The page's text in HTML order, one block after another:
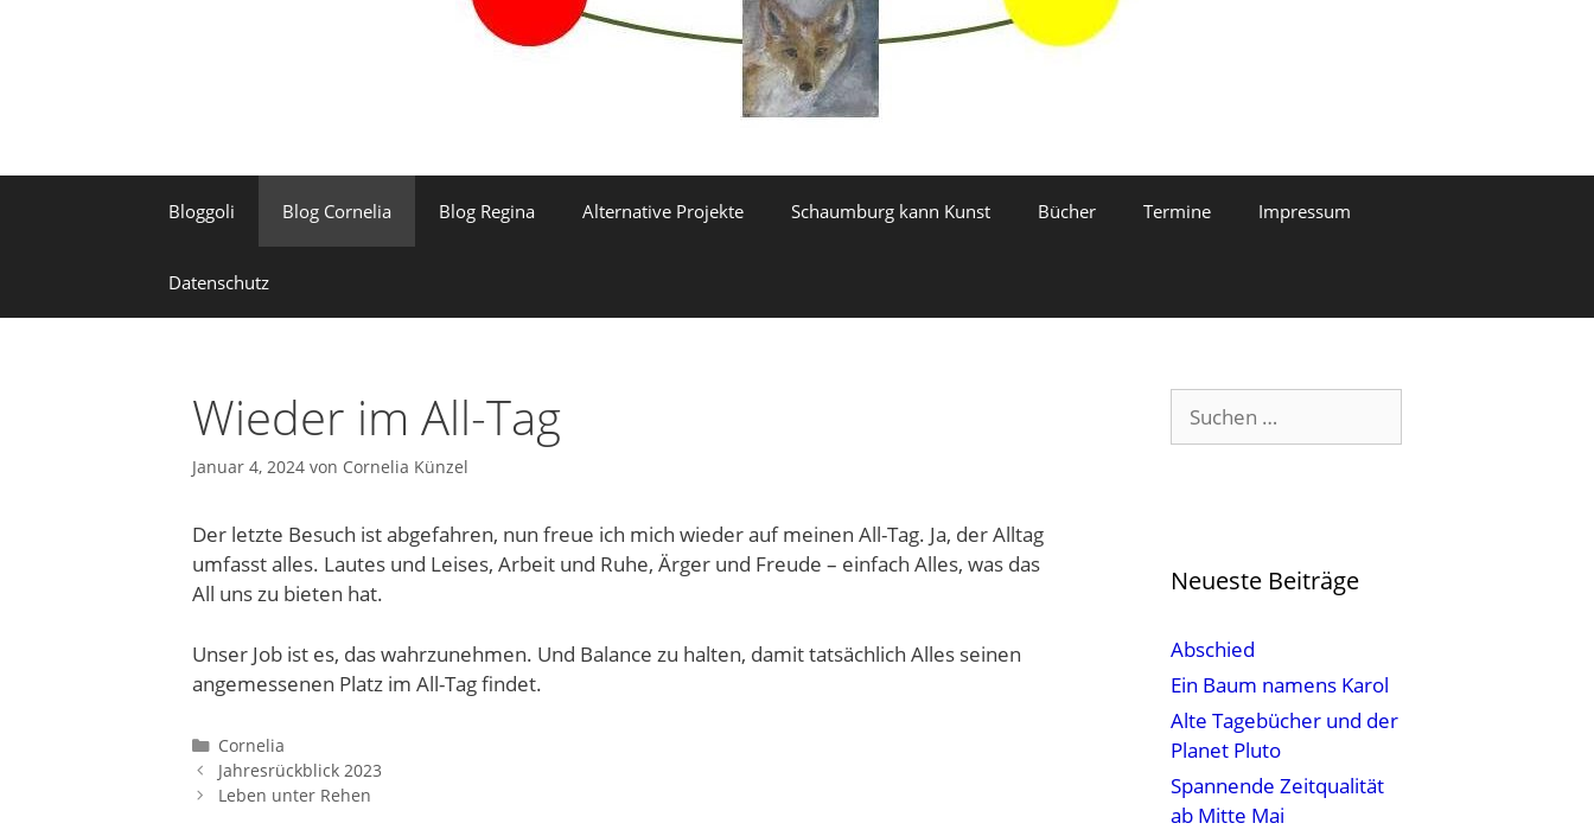
Bloggoli Blog Cornelia Blog Regina Alternative Projekte Schaumburg kann Kunst Bücher Termine Impressum
Datenschutz
Wieder im All-Tag
Januar 4, 2024 von Cornelia Künzel
Der letzte Besuch ist abgefahren, nun freue ich mich wieder auf meinen All-Tag. Ja, der Alltag
umfasst alles. Lautes und Leises, Arbeit und Ruhe, Ärger und Freude – einfach Alles, was das
All uns zu bieten hat.
Unser Job ist es, das wahrzunehmen. Und Balance zu halten, damit tatsächlich Alles seinen
angemessenen Platz im All-Tag findet.
Kategorien
Cornelia
Jahresrückblick 2023
Leben unter Rehen
Suchen
nach:
Neueste Beiträge
Abschied
Ein Baum namens Karol
Alte Tagebücher und der
Planet Pluto
Spannende Zeitqualität
ab Mitte Mai